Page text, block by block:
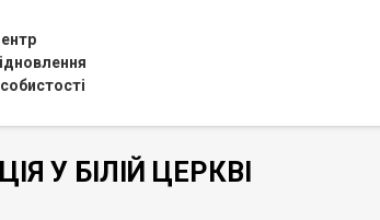
У БІЛІЙ ЦЕРКВІ